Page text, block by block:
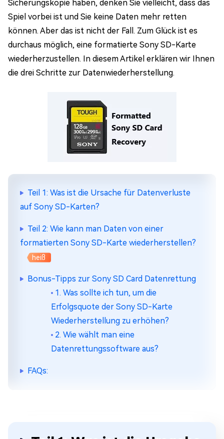
Sicherungskopie haben, denken Sie vielleicht, dass das
Spiel vorbei ist und Sie keine Daten mehr retten
können. Aber das ist nicht der Fall. Zum Glück ist es
durchaus möglich, eine formatierte Sony SD-Karte
wiederherzustellen. In diesem Artikel erklären wir Ihnen
die drei Schritte zur Datenwiederherstellung.
Teil 1: Was ist die Ursache für Datenverluste
auf Sony SD-Karten?
Teil 2: Wie kann man Daten von einer
formatierten Sony SD-Karte wiederherstellen?
heiß
Bonus-Tipps zur Sony SD Card Datenrettung
1. Was sollte ich tun, um die
Erfolgsquote der Sony SD-Karte
Wiederherstellung zu erhöhen?
2. Wie wählt man eine
Datenrettungssoftware aus?
FAQs: